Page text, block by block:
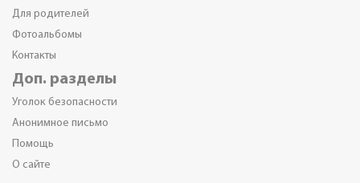
Для родителей
Фотоальбомы
Контакты
Доп. разделы
Уголок безопасности
Анонимное письмо
Помощь
О сайте